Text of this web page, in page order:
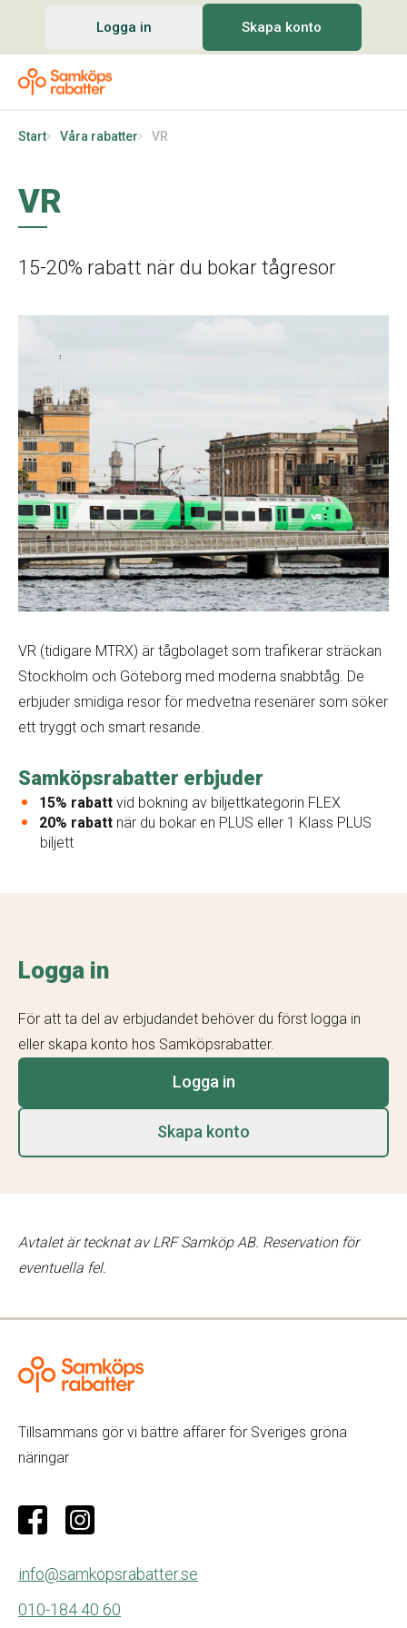
Logga in Skapa konto
Start Våra rabatter VR
VR
15-20% rabatt när du bokar tågresor
VR (tidigare MTRX) är tågbolaget som trafikerar sträckan
Stockholm och Göteborg med moderna snabbtåg. De
erbjuder smidiga resor för medvetna resenärer som söker
ett tryggt och smart resande.
Samköpsrabatter erbjuder
15% rabatt vid bokning av biljettkategorin FLEX
20% rabatt när du bokar en PLUS eller 1 Klass PLUS
biljett
Logga in
För att ta del av erbjudandet behöver du först logga in
eller skapa konto hos Samköpsrabatter.
Logga in
Skapa konto
Avtalet är tecknat av LRF Samköp AB. Reservation för
eventuella fel.
Tillsammans gör vi bättre affärer för Sveriges gröna
näringar
info@samkopsrabatter.se
010-184 40 60